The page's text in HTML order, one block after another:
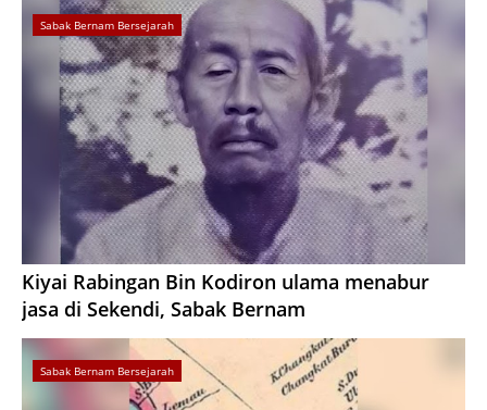
Sabak Bernam Bersejarah
Kiyai Rabingan Bin Kodiron ulama menabur
jasa di Sekendi, Sabak Bernam
Sabak Bernam Bersejarah